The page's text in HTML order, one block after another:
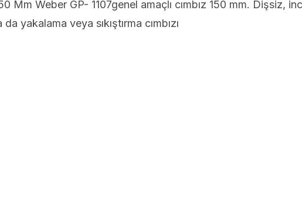
Mm Weber GP- 1107genel amaçlı cımbız 150 mm. Dişsiz,
yakalama veya sıkıştırma cımbızı